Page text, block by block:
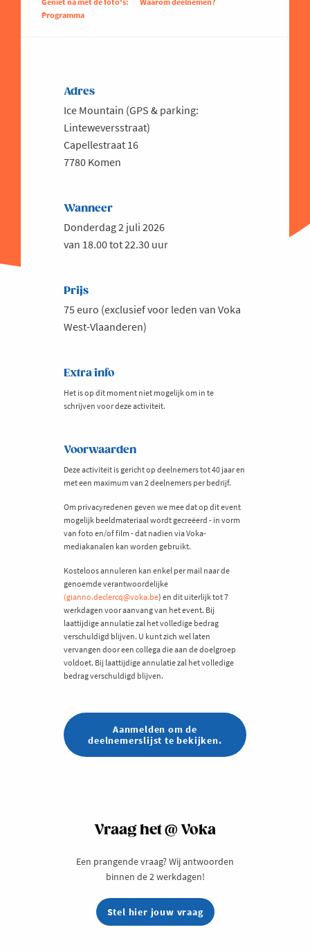
Programma
Adres
Ice Mountain (GPS & parking:
Linteweversstraat)
Capellestraat 16
7780 Komen
Wanneer
Donderdag 2 juli 2026
van 18.00 tot 22.30 uur
Prijs
75 euro (exclusief voor leden van Voka
West-Vlaanderen)
Extra info
Het is op dit moment niet mogelijk om in te
schrijven voor deze activiteit.
Voorwaarden
Deze activiteit is gericht op deelnemers tot 40 jaar en
met een maximum van 2 deelnemers per bedrijf.
Om privacyredenen geven we mee dat op dit event
mogelijk beeldmateriaal wordt gecreëerd - in vorm
van foto en/of film - dat nadien via Voka-
mediakanalen kan worden gebruikt.
Kosteloos annuleren kan enkel per mail naar de
genoemde verantwoordelijke
(gianno.declercq@voka.be) en dit uiterlijk tot 7
werkdagen voor aanvang van het event. Bij
laattijdige annulatie zal het volledige bedrag
verschuldigd blijven. U kunt zich wel laten
vervangen door een collega die aan de doelgroep
voldoet. Bij laattijdige annulatie zal het volledige
bedrag verschuldigd blijven.
Aanmelden om de
deelnemerslijst te bekijken.
Vraag het @ Voka
Een prangende vraag? Wij antwoorden
binnen de 2 werkdagen!
Stel hier jouw vraag